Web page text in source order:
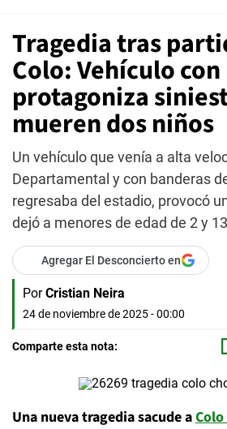
Tragedia tras
Colo: Vehículo
protagoniza
mueren dos niños
Un vehículo que venía a alta
Departamental y con banderas
regresaba del estadio, provocó
dejó a menores de edad de 2 y
Agregar El Desconcierto en
Por Cristian Neira
24 de noviembre de 2025 - 00:00
Comparte esta nota:
Una nueva tragedia sacude a